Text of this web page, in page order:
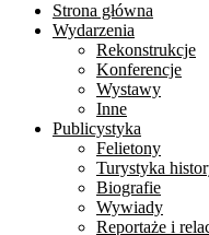
Strona główna
Wydarzenia
Rekonstrukcje
Konferencje
Wystawy
Inne
Publicystyka
Felietony
Turystyka
Biografie
Wywiady
Reportaże i